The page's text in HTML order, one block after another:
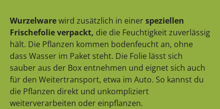
Wurzelwarewird zusätzlich in einerspeziellen
Frischefolie verpackt, die die Feuchtigkeit zuverlässig
hält. Die Pflanzen kommen bodenfeucht an, ohne
dass Wasser im Paket steht. Die Folie lässt sich
sauber aus der Box entnehmen und eignet sich auch
für den Weitertransport, etwa im Auto. So kannst du
die Pflanzen direkt und unkompliziert
weiterverarbeiten oder einpflanzen.